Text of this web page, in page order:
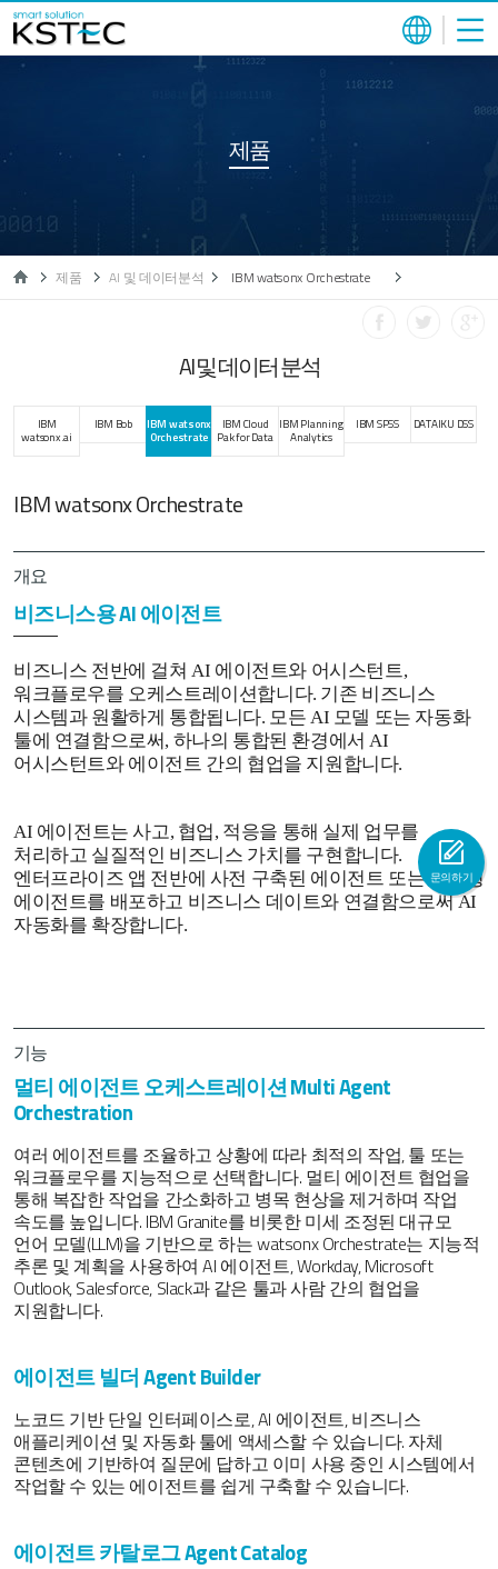
제품
제품 AI 및 데이터분석 IBM watsonx Orchestrate
AI 및 데이터 분석
IBM
watsonx.ai
IBM Bob
IBM watsonx
Orchestrate
IBM Cloud
Pak for Data
IBM Planning
Analytics
IBM SPSS DATAIKU DSS
IBM watsonx Orchestrate
개요
비즈니스용 AI 에이전트
비즈니스 전반에 걸쳐 AI 에이전트와 어시스턴트,
워크플로우를 오케스트레이션합니다. 기존 비즈니스
시스템과 원활하게 통합됩니다. 모든 AI 모델 또는 자동화
툴에 연결함으로써, 하나의 통합된 환경에서 AI
어시스턴트와 에이전트 간의 협업을 지원합니다.
AI 에이전트는 사고, 협업, 적응을 통해 실제 업무를
처리하고 실질적인 비즈니스 가치를 구현합니다.
엔터프라이즈 앱 전반에 사전 구축된 에이전트 또는 맞춤형
에이전트를 배포하고 비즈니스 데이트와 연결함으로써 AI
자동화를 확장합니다.
기능
멀티 에이전트 오케스트레이션 Multi Agent
Orchestration
여러 에이전트를 조율하고 상황에 따라 최적의 작업, 툴 또는
워크플로우를 지능적으로 선택합니다. 멀티 에이전트 협업을
통해 복잡한 작업을 간소화하고 병목 현상을 제거하며 작업
속도를 높입니다. IBM Granite를 비롯한 미세 조정된 대규모
언어 모델(LLM)을 기반으로 하는 watsonx Orchestrate는 지능적
추론 및 계획을 사용하여 AI 에이전트, Workday, Microsoft
Outlook, Salesforce, Slack과 같은 툴과 사람 간의 협업을
지원합니다.
에이전트 빌더 Agent Builder
노코드 기반 단일 인터페이스로, AI 에이전트, 비즈니스
애플리케이션 및 자동화 툴에 액세스할 수 있습니다. 자체
콘텐츠에 기반하여 질문에 답하고 이미 사용 중인 시스템에서
작업할 수 있는 에이전트를 쉽게 구축할 수 있습니다.
에이전트 카탈로그 Agent Catalog
문의하기